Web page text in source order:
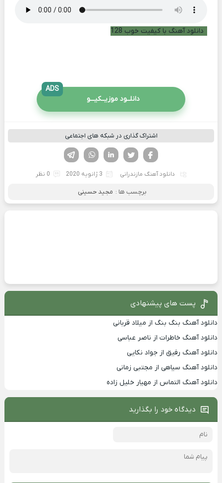
دانلود آهنگ با کیفیت خوب 128
دانلــود موزیــکیـــو
ADS
اشتراک گذاری در شبکه های اجتماعی
لینکدین تویتر
فیسوک
دانلود آهنگ مازندرانی 3 ژانویه 2020 0 نظر
برچسب ها : مجید حسینی
پست های پیشنهادی
دانلود آهنگ بنگ بنگ از میلاد قربانی
دانلود آهنگ خاطرات از ناصر عباسی
دانلود آهنگ رفیق از جواد نکایی
دانلود آهنگ سیاهی از مجتبی زمانی
دانلود آهنگ التماس از مهیار خلیل زاده
دیدگاه خود را بگذارید